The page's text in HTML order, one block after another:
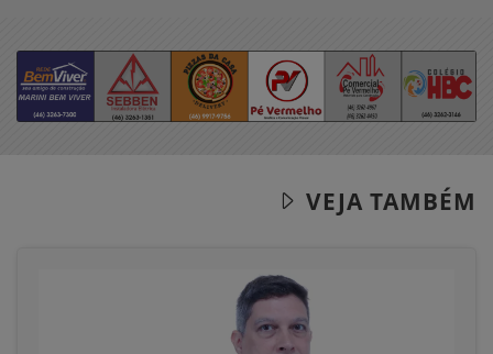
VEJA TAMBÉM